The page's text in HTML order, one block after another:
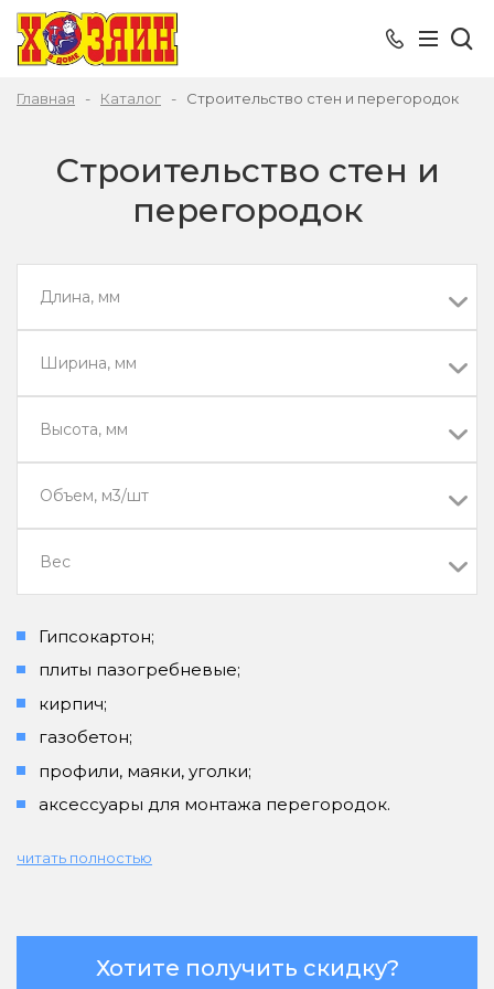
Главная Каталог Строительство стен и перегородок
Строительство стен и
перегородок
Длина, мм
Ширина, мм
Высота, мм
Объем, м3/шт
Вес
Гипсокартон;
плиты пазогребневые;
кирпич;
газобетон;
профили, маяки, уголки;
аксессуары для монтажа перегородок.
читать полностью
Хотите получить скидку?